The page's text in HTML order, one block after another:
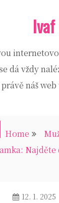
Ivaf
dá vždy
náš
Home
12. 1. 2025